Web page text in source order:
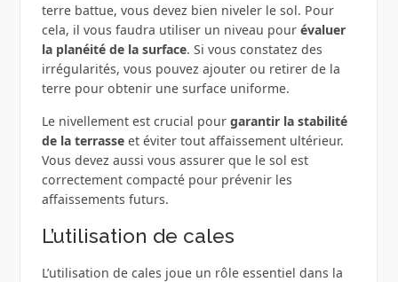
terre battue, vous devez bien niveler le sol. Pour
cela, il vous faudra utiliser un niveau pour évaluer
la planéité de la surface. Si vous constatez des
irrégularités, vous pouvez ajouter ou retirer de la
terre pour obtenir une surface uniforme.
Le nivellement est crucial pour garantir la stabilité
de la terrasse et éviter tout affaissement ultérieur.
Vous devez aussi vous assurer que le sol est
correctement compacté pour prévenir les
affaissements futurs.
L’utilisation de cales
L’utilisation de cales joue un rôle essentiel dans la